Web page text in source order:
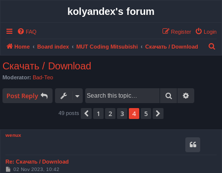
kolyandex's forum
FAQ Login
Register
Home Board index MUT Coding Mitsubishi Скачать / Download
Скачать / Download
Moderator: Bad-Teo
Post Reply Search
49 posts Previous
1 2 3 4 5
wenux
Re: Скачать / Download
P02 Nov 2023, 10:42